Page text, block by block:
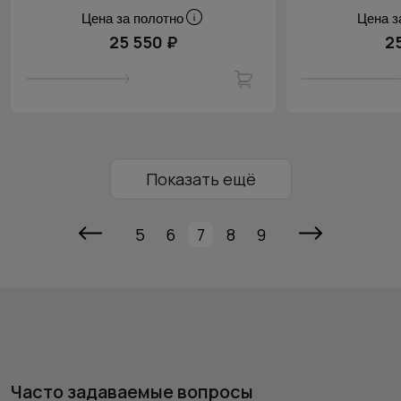
Цена за полотно
25 550 ₽
Цена
Показать ещё
5 6 7 8 9
Часто задаваемые вопросы